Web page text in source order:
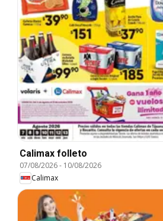
Calimax folleto
07/08/2026- 10/08/2026
Calimax